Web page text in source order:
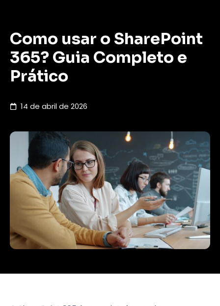
Como usar o SharePoint
365? Guia Completo e
Prático
14 de abril de 2026